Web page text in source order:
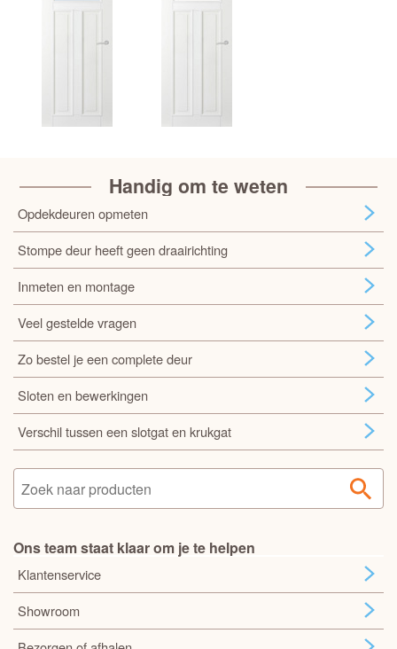
Handig om te weten
Opdekdeuren opmeten
Stompe deur heeft geen draairichting
Inmeten en montage
Veel gestelde vragen
Zo bestel je een complete deur
Sloten en bewerkingen
Verschil tussen een slotgat en krukgat
Ons team staat klaar om je te helpen
Klantenservice
Showroom